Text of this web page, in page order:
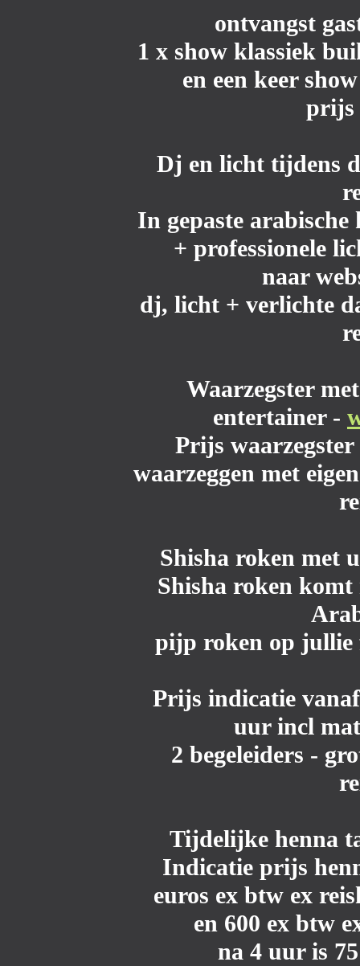
ontvangst
1 x show klassiek
en een keer
prijs
Dj en lichttijdens
In gepaste
+ professionele
naar
dj, licht + verlichte
Waarzegstermet
entertainer -
Prijs
waarzeggen met
Shisha roken met
Shisha roken komt
pijp roken op jullie
Prijs indicatie
uur incl
2 begeleiders -
Tijdelijke henna
Indicatie prijs
euros ex btw ex
en 600 ex btw
na 4 uur is